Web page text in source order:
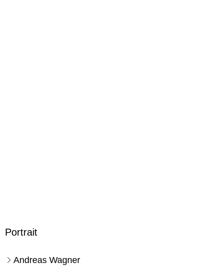
Portrait
Andreas Wagner